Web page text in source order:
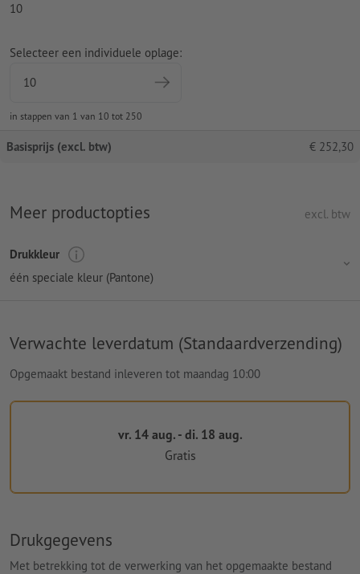
10
Selecteer een individuele oplage:
in stappen van 1 van 10 tot 250
Basisprijs (excl. btw) € 252,30
Meer productopties excl. btw
Drukkleur
één speciale kleur (Pantone)
Verwachte leverdatum (Standaardverzending)
Opgemaakt bestand inleveren tot maandag 10:00
vr. 14 aug. - di. 18 aug.
Gratis
Drukgegevens
Met betrekking tot de verwerking van het opgemaakte bestand